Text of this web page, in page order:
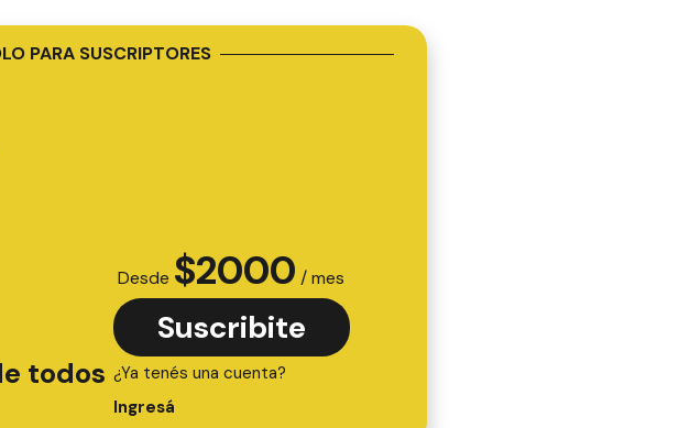
PARA SUSCRIPTORES
todos
Desde $2000 / mes
Suscribite
¿Ya tenés una cuenta?
Ingresá